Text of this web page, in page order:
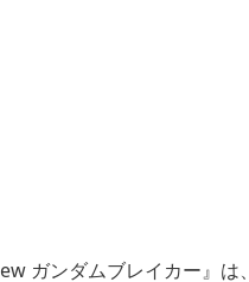
ガンダムブレイカー』は